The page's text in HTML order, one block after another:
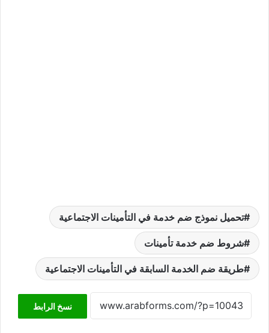
تحميل نموذج ضم خدمة في التأمينات الاجتماعية
شروط ضم خدمة تأمينات
طريقة ضم الخدمة السابقة في التأمينات الاجتماعية
نسخ الرابط